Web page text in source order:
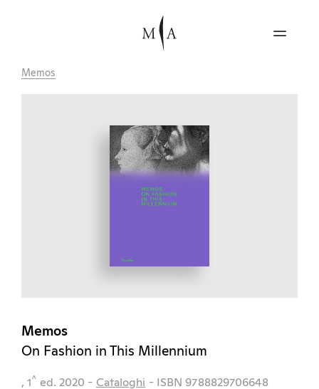
Memos
Memos
On Fashion in This Millennium
, 1^ ed. 2020 - Cataloghi - ISBN 9788829706648